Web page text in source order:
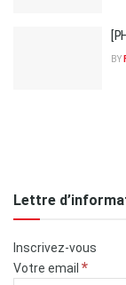
BY
Lettre
Inscrivez-vous
Votre email *